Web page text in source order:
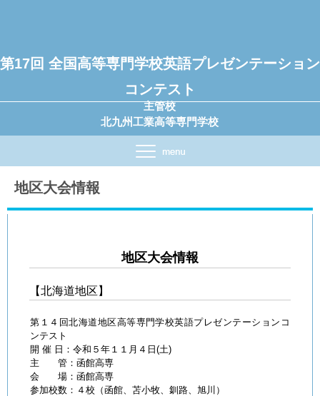
第17回 全国高等専門学校英語プレゼンテーション
コンテスト
主管校
北九州工業高等専門学校
地区大会情報
地区大会情報
【北海道地区】
第１４回北海道地区高等専門学校英語プレゼンテーションコ
ンテスト
開 催 日：令和５年１１月４日(土)
主 管：函館高専
会 場：函館高専
参加校数：４校（函館、苫小牧、釧路、旭川）